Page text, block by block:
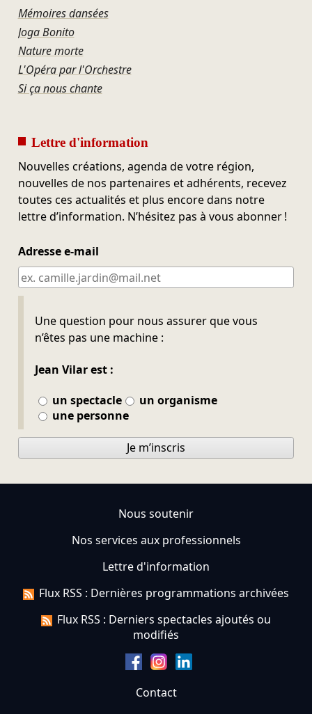
Mémoires dansées
Joga Bonito
Nature morte
L'Opéra par l'Orchestre
Si ça nous chante
Lettre d'information
Nouvelles créations, agenda de votre région,
nouvelles de nos partenaires et adhérents, recevez
toutes ces actualités et plus encore dans notre
lettre d’information. N’hésitez pas à vous abonner !
Adresse e-mail
Une question pour nous assurer que vous
n’êtes pas une machine :
Jean Vilar est :
un spectacle
un organisme
une personne
Ne pas remplir
Je m’inscris
Nous soutenir
Nos services aux professionnels
Lettre d'information
Flux RSS : Dernières programmations archivées
Flux RSS : Derniers spectacles ajoutés ou
modifiés
Contact